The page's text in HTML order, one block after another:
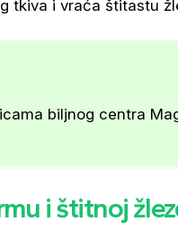
tkiva i vraća štitastu
biljnog centra
i štitnoj